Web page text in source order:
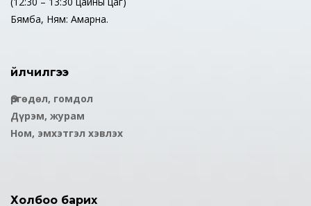
Бямба, Ням: Амарна.
Үйлчилгээ
Өргөдөл, гомдол
Дүрэм, журам
Ном, эмхэтгэл хэвлэх
Холбоо барих